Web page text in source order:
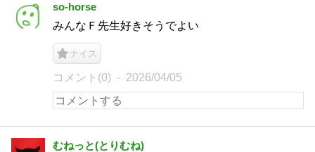
so-horse
みんなＦ先生好きそうでよい
ナイス
コメント(0) 2026/04/05
むねっと(とりむね)